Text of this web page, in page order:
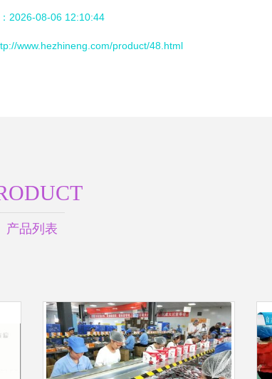
2026-08-06 12:10:44
www.hezhineng.com/product/48.html
产品列表